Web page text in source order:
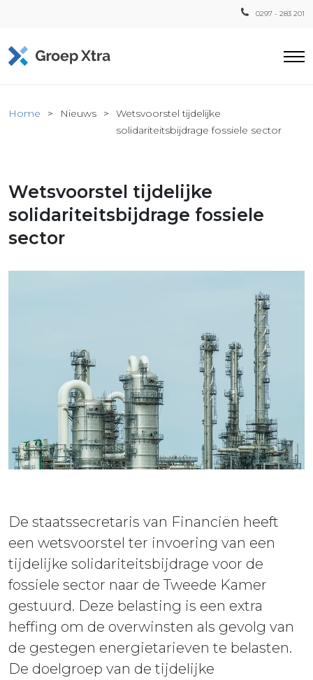
0297 - 283 201
Loon
Xtra
Home Nieuws
Wetsvoorstel tijdelijke
solidariteitsbijdrage fossiele sector
Wetsvoorstel tijdelijke
solidariteitsbijdrage fossiele
sector
De staatssecretaris van Financiën heeft
een wetsvoorstel ter invoering van een
tijdelijke solidariteitsbijdrage voor de
fossiele sector naar de Tweede Kamer
gestuurd. Deze belasting is een extra
heffing om de overwinsten als gevolg van
de gestegen energietarieven te belasten.
De doelgroep van de tijdelijke